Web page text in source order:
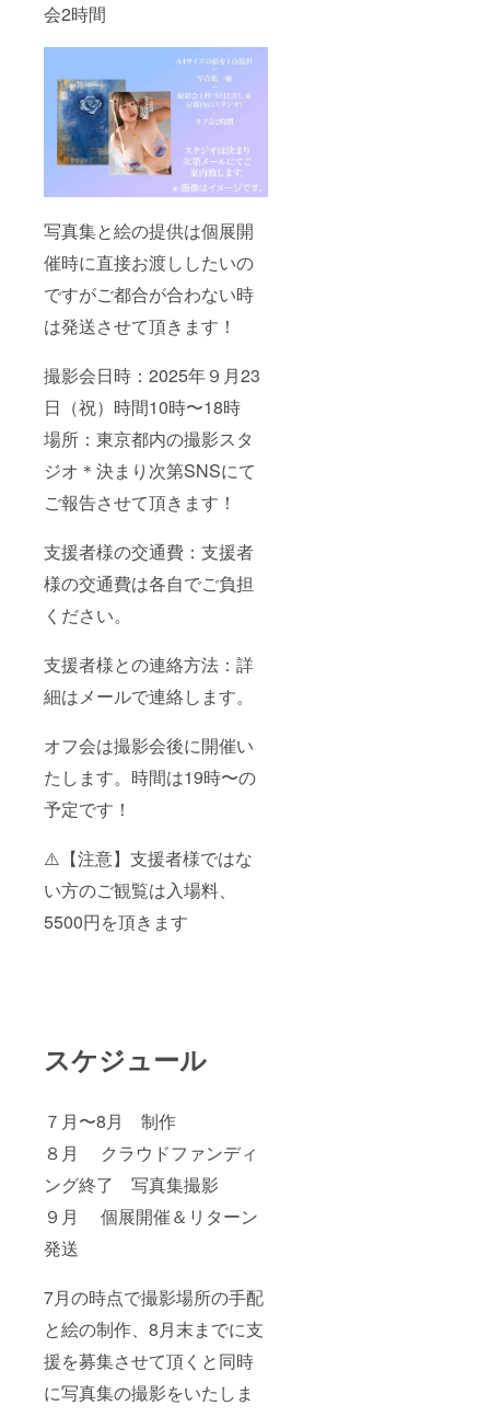
会2時間
写真集と絵の提供は個展開
催時に直接お渡ししたいの
ですがご都合が合わない時
は発送させて頂きます！
撮影会日時：2025年９月23
日（祝）時間10時〜18時
場所：東京都内の撮影スタ
ジオ＊決まり次第SNSにて
ご報告させて頂きます！
支援者様の交通費：支援者
様の交通費は各自でご負担
ください。
支援者様との連絡方法：詳
細はメールで連絡します。
オフ会は撮影会後に開催い
たします。時間は19時〜の
予定です！
⚠️【注意】支援者様ではな
い方のご観覧は入場料、
5500円を頂きます
スケジュール
７月〜8月 制作
８月 クラウドファンディ
ング終了 写真集撮影
９月 個展開催＆リターン
発送
7月の時点で撮影場所の手配
と絵の制作、8月末までに支
援を募集させて頂くと同時
に写真集の撮影をいたしま